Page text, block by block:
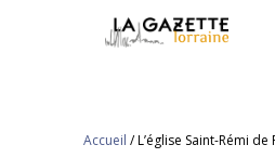
Accueil /L’église Saint-Rémi de